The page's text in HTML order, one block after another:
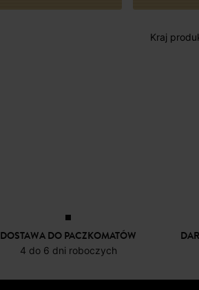
Kraj
DOSTAWA DO PACZKOMATÓW
4 do 6 dni roboczych